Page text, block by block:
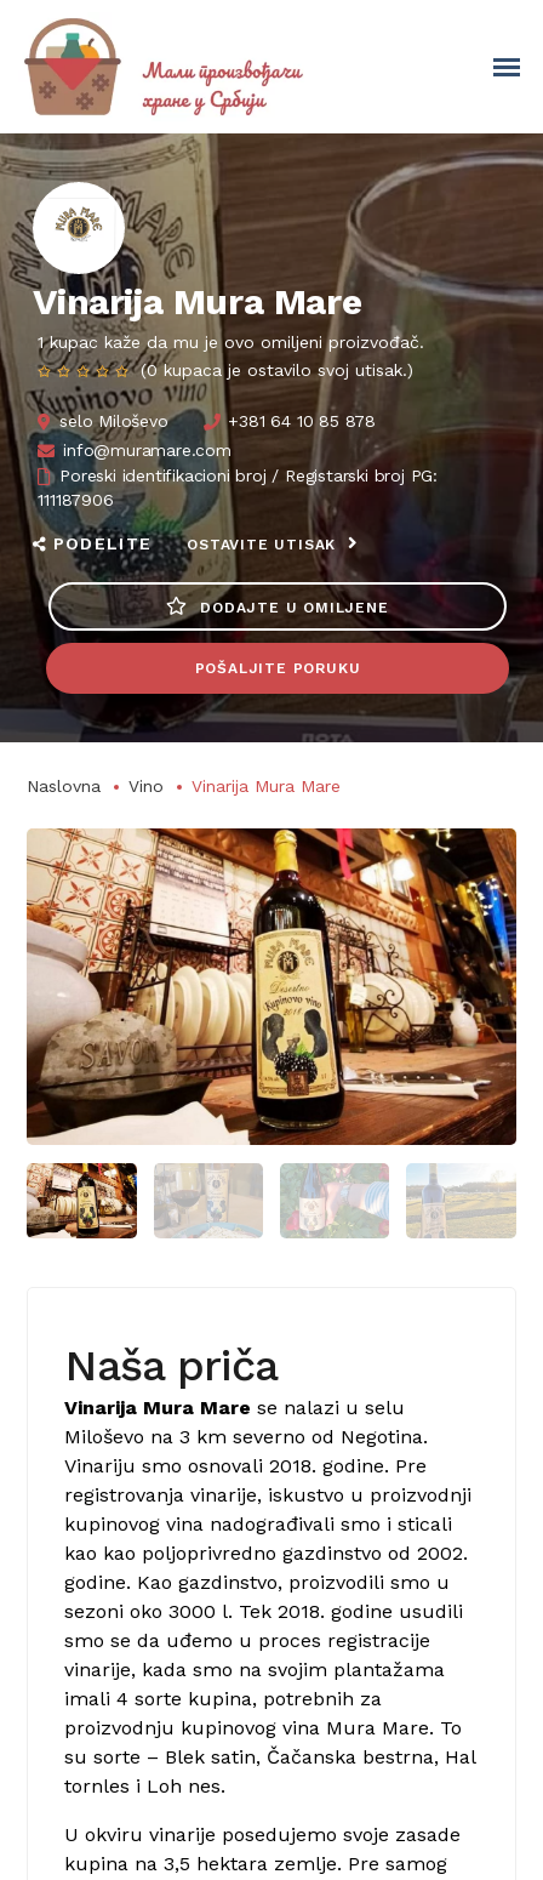
Vinarija Mura Mare
1 kupac kaže da mu je ovo omiljeni proizvođač.
(0 kupaca je ostavilo svoj utisak.)
selo Miloševo
+381 64 10 85 878
info@muramare.com
Poreski identifikacioni broj / Registarski broj PG:
111187906
PODELITE OSTAVITE UTISAK
DODAJTE U OMILJENE
POŠALJITE PORUKU
Naslovna Vino Vinarija Mura Mare
Naša priča
Vinarija Mura Mare se nalazi u selu
Miloševo na 3 km severno od Negotina.
Vinariju smo osnovali 2018. godine. Pre
registrovanja vinarije, iskustvo u proizvodnji
kupinovog vina nadograđivali smo i sticali
kao kao poljoprivredno gazdinstvo od 2002.
godine. Kao gazdinstvo, proizvodili smo u
sezoni oko 3000 l. Tek 2018. godine usudili
smo se da uđemo u proces registracije
vinarije, kada smo na svojim plantažama
imali 4 sorte kupina, potrebnih za
proizvodnju kupinovog vina Mura Mare. To
su sorte – Blek satin, Čačanska bestrna, Hal
tornles i Loh nes.
U okviru vinarije posedujemo svoje zasade
kupina na 3,5 hektara zemlje. Pre samog